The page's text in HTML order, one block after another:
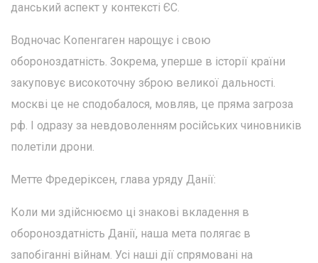
данський аспект у контексті ЄС.
Водночас Копенгаген нарощує і свою
обороноздатність. Зокрема, уперше в історії країни
закуповує високоточну зброю великої дальності.
москві це не сподобалося, мовляв, це пряма загроза
рф. І одразу за невдоволенням російських чиновників
полетіли дрони.
Метте Фредеріксен, глава уряду Данії:
Коли ми здійснюємо ці знакові вкладення в
обороноздатність Данії, наша мета полягає в
запобіганні війнам. Усі наші дії спрямовані на